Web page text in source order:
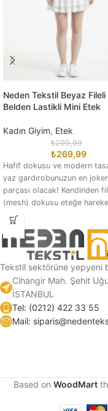
Neden Tekstil Beyaz Fileli
Belden Lastikli Mini Etek
Kadın Giyim, Etek
₺299,99
₺269,99
Hafif dokusu ve modern
yaz gardırobunuzun en joker
parçası olacak! Kendinden
(mesh) dokusu eteğe
piliseli bir
Tekstil sektörüne yepyeni
Cihangir Mah. Şehit
İSTANBUL
Tel: (0212) 422 33 55
Mail:
Based on WoodMart